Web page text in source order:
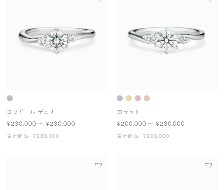
コリドール デュオ
¥230,000 〜 ¥230,000
表示商品： ¥230,000
ロゼット
¥200,000 〜 ¥230,000
表示商品： ¥200,000